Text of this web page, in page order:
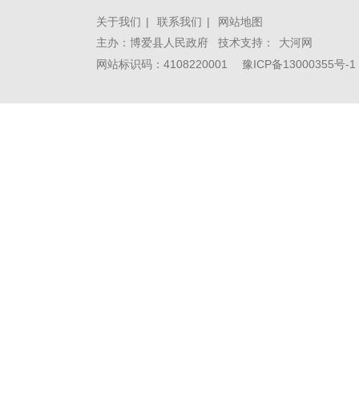
关于我们 | 联系我们 |
网站地图
主办：博爱县人民政府 技术支持：
大河网
网站标识码：4108220001
豫ICP备13000355号-1